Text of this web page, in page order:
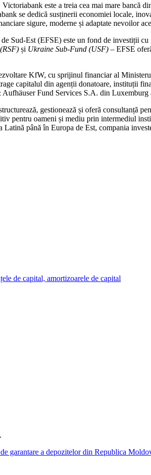
este a treia cea mai mare bancă
se dedică susținerii economiei locale,
sigure, moderne și adaptate nevoilor
Sud-Est (EFSE) este un fond de investiții
și Ukraine Sub-Fund (USF) – EFSE
KfW, cu sprijinul financiar al
capitalul din agenții donatoare, instituții
Fund Services S.A. din Luxemburg
gestionează și oferă consultanță
pentru oameni și mediu prin intermediul
până în Europa de Est, compania
de capital, amortizoarele de capital
garantare a depozitelor din Republica